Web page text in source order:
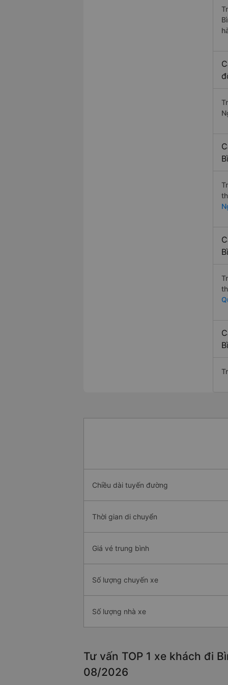
Chiều dài tuyến đường
Thời gian di chuyển
Giá vé trung bình
Số lượng chuyến xe
Số lượng nhà xe
Tư vấn TOP 1 xe khách đi
08/2026